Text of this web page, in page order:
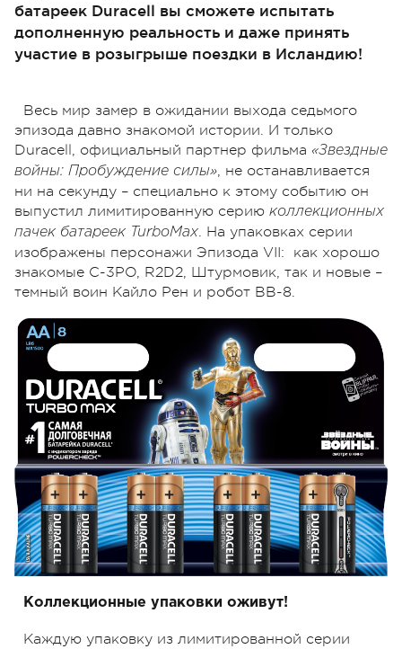
батареек Duracell вы сможете испытать
дополненную реальность и даже принять
участие в розыгрыше поездки в Исландию!
Весь мир замер в ожидании выхода седьмого
эпизода давно знакомой истории. И только
Duracell, официальный партнер фильма «Звездные
войны: Пробуждение силы», не останавливается
ни на секунду – специально к этому событию он
выпустил лимитированную серию коллекционных
пачек батареек TurboMax. На упаковках серии
изображены персонажи Эпизода VII: как хорошо
знакомые C-3PO, R2D2, Штурмовик, так и новые –
темный воин Кайло Рен и робот BB-8.
Коллекционные упаковки оживут!
Каждую упаковку из лимитированной серии